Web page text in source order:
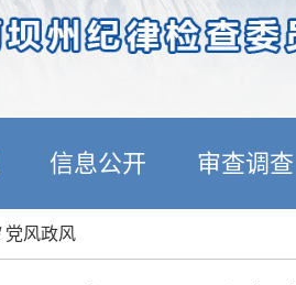
信息公开 审查调查
党风政风